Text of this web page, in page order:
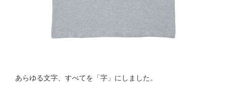
あらゆる文字、すべてを「字」にしました。